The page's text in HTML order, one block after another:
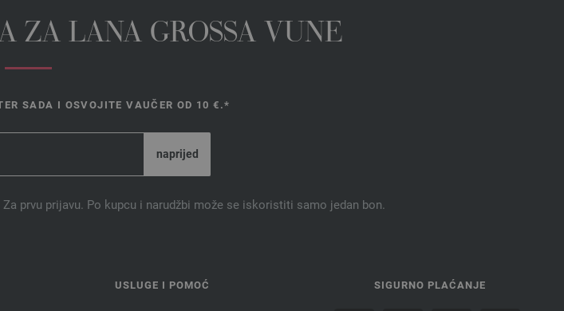
ZA LANA GROSSA VUNE
SADA I OSVOJITE VAUČER OD 10 €.*
prvu prijavu. Po kupcu i narudžbi može se iskoristiti samo jedan bon.
USLUGE I POMOĆ SIGURNO PLAĆANJE